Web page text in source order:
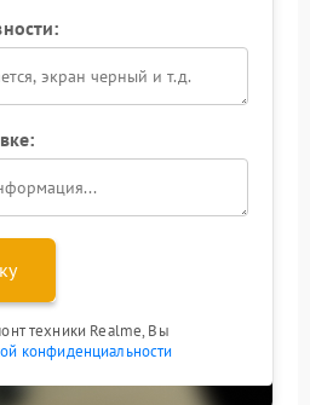
техники Realme, Вы
конфиденциальности